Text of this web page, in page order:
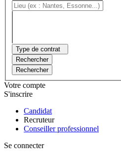
Type de contrat
Rechercher
Rechercher
Votre compte
S'inscrire
Candidat
Recruteur
Conseiller professionnel
Se connecter